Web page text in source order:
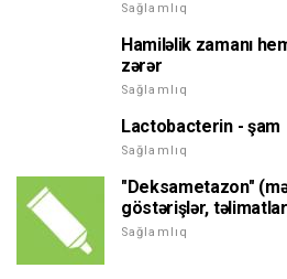
Sağlamlıq
Hamiləlik zamanı
zərər
Sağlamlıq
Lactobacterin - şam
Sağlamlıq
"Deksametazon"
göstərişlər,
Sağlamlıq